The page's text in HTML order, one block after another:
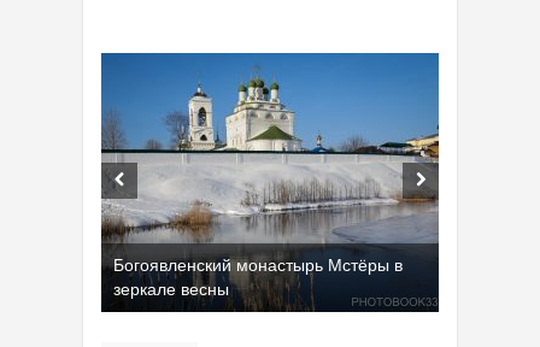
Богоявленский монастырь Мстёры в
зеркале весны